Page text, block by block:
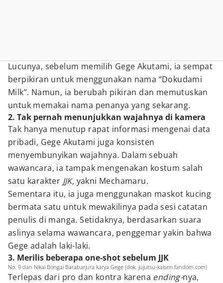
Lucunya, sebelum memilih Gege Akutami, ia sempat
berpikiran untuk menggunakan nama “Dokudami
Milk”. Namun, ia berubah pikiran dan memutuskan
untuk memakai nama penanya yang sekarang.
2. Tak pernah menunjukkan wajahnya di kamera
Tak hanya menutup rapat informasi mengenai data
pribadi, Gege Akutami juga konsisten
menyembunyikan wajahnya. Dalam sebuah
wawancara, ia tampak mengenakan kostum salah
satu karakter JJK, yakni Mechamaru.
Sementara itu, ia juga menggunakan maskot kucing
bermata satu untuk mewakilinya pada sesi catatan
penulis di manga. Setidaknya, berdasarkan suara
aslinya selama wawancara, penggemar yakin bahwa
Gege adalah laki-laki.
3. Merilis beberapa one-shot sebelum JJK
No. 9 dan Nikai Bongai Barabarjura karya Gege (dok. jujutsu-kaisen.fandom.com)
Terlepas dari pro dan kontra karena ending-nya,